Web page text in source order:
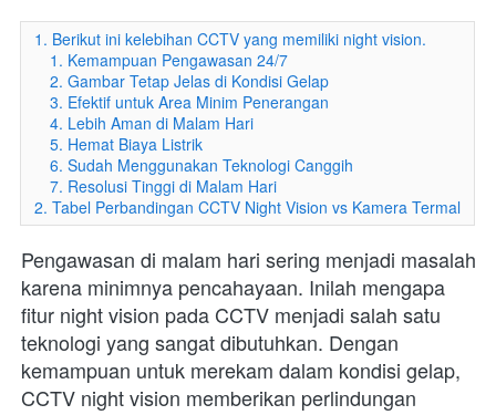
1. Berikut ini kelebihan CCTV yang memiliki night vision.
1. Kemampuan Pengawasan 24/7
2. Gambar Tetap Jelas di Kondisi Gelap
3. Efektif untuk Area Minim Penerangan
4. Lebih Aman di Malam Hari
5. Hemat Biaya Listrik
6. Sudah Menggunakan Teknologi Canggih
7. Resolusi Tinggi di Malam Hari
2. Tabel Perbandingan CCTV Night Vision vs Kamera Termal
Pengawasan di malam hari sering menjadi masalah
karena minimnya pencahayaan. Inilah mengapa
fitur night vision pada CCTV menjadi salah satu
teknologi yang sangat dibutuhkan. Dengan
kemampuan untuk merekam dalam kondisi gelap,
CCTV night vision memberikan perlindungan